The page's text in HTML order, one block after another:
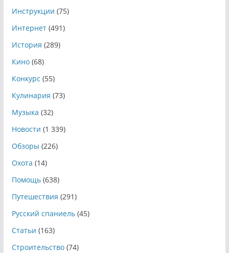
Инструкции (75)
Интернет(491)
История (289)
Кино(68)
Конкурс (55)
Кулинария (73)
Музыка (32)
Новости (1 339)
Обзоры (226)
Охота (14)
Помощь(638)
Путешествия (291)
Русский спаниель(45)
Статьи (163)
Строительство(74)